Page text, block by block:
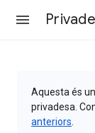
Aquesta és
privadesa.
anteriors